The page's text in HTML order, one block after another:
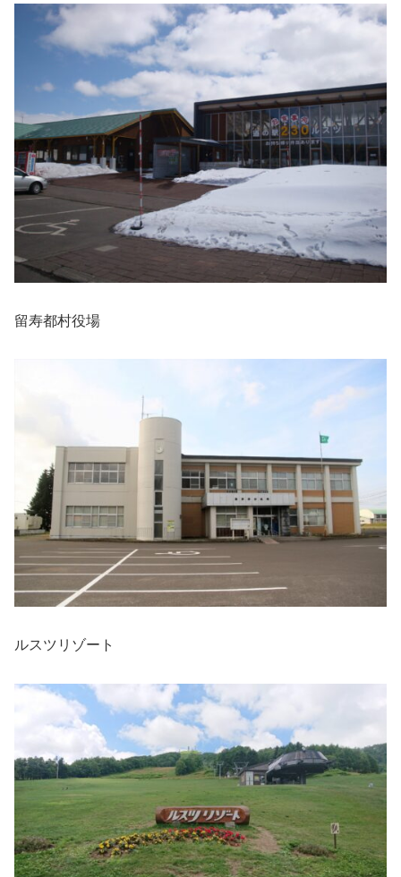
留寿都村役場
ルスツリゾート